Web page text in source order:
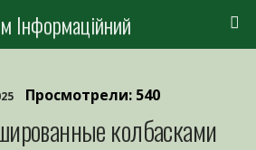
Інформаційний
Просмотрели: 540
колбасками